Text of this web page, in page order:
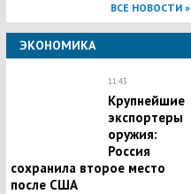
ВСЕ НОВОСТИ »
ЭКОНОМИКА
11:43
Крупнейшие
экспортеры
оружия:
Россия
сохранила второе место
после США